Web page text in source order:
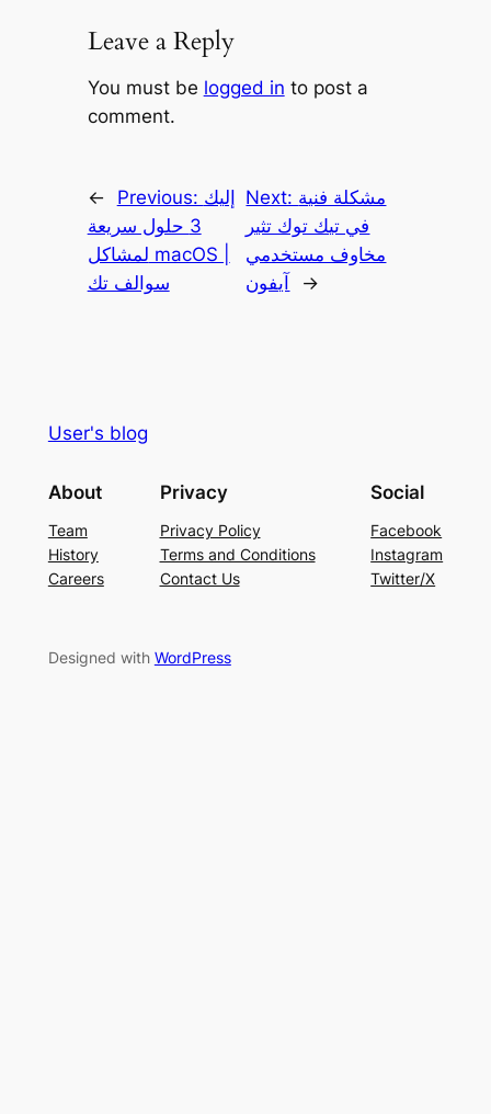
Leave a Reply
You must be logged in to post a
comment.
← Previous: إليك
3 حلول سريعة
لمشاكل macOS |
سوالف تك
Next: مشكلة فنية
في تيك توك تثير
مخاوف مستخدمي
آيفون
→
User's blog
About
Team
History
Careers
Privacy
Privacy Policy
Terms and Conditions
Contact Us
Social
Facebook
Instagram
Twitter/X
Designed with WordPress